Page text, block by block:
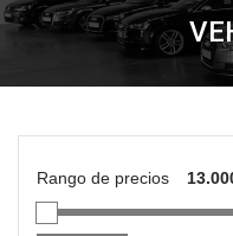
Rango de precios